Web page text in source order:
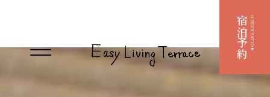
RESERVATION
宿泊予約